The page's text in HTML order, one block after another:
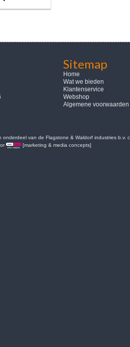
Sitemap
Home
Wat we bieden
Klantenservice
Webshop
Algemene voorwaarden
onderdeel van de Flagstone & Waldorf industries b.v.
[marketing & media concepts]